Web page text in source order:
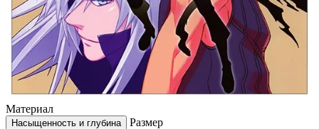
Материал
Насыщенность и глубина Размер